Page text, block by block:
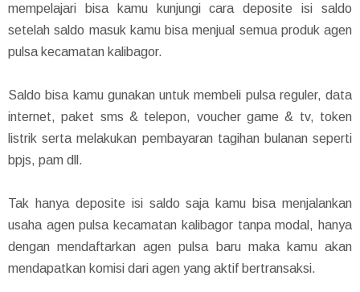
mempelajari bisa kamu kunjungi cara deposite isi saldo
setelah saldo masuk kamu bisa menjual semua produk agen
pulsa kecamatan kalibagor.
Saldo bisa kamu gunakan untuk membeli pulsa reguler, data
internet, paket sms & telepon, voucher game & tv, token
listrik serta melakukan pembayaran tagihan bulanan seperti
bpjs, pam dll.
Tak hanya deposite isi saldo saja kamu bisa menjalankan
usaha agen pulsa kecamatan kalibagor tanpa modal, hanya
dengan mendaftarkan agen pulsa baru maka kamu akan
mendapatkan komisi dari agen yang aktif bertransaksi.